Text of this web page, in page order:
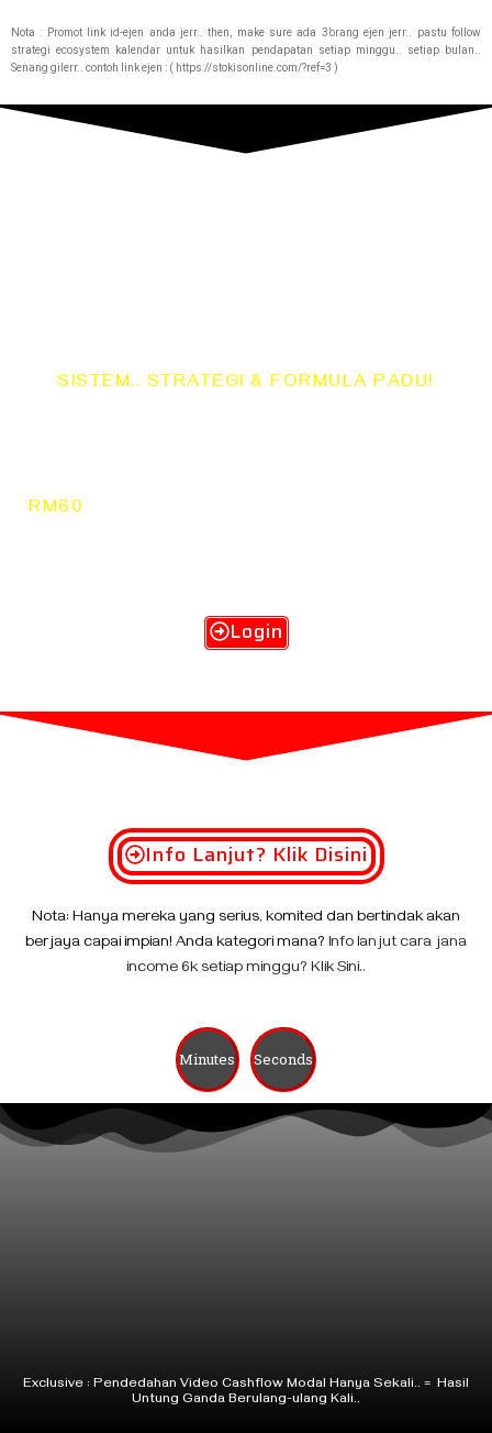
Nota : Promot link id-ejen anda jerr.. then, make sure ada 3’orang ejen jerr.. pastu follow
strategi ecosystem kalendar untuk hasilkan pendapatan setiap minggu.. setiap bulan..
Senang gilerr.. contoh link ejen : ( https://stokisonline.com/?ref=3 )
SISTEM.. STRATEGI & FORMULA PADU!
RM60
Login
Info Lanjut? Klik Disini
Nota: Hanya mereka yang serius, komited dan bertindak akan
berjaya capai impian! Anda kategori mana? Info lanjut cara jana
income 6k setiap minggu? Klik Sini..
Minutes Seconds
Exclusive : Pendedahan Video Cashflow Modal Hanya Sekali.. = Hasil
Untung Ganda Berulang-ulang Kali..